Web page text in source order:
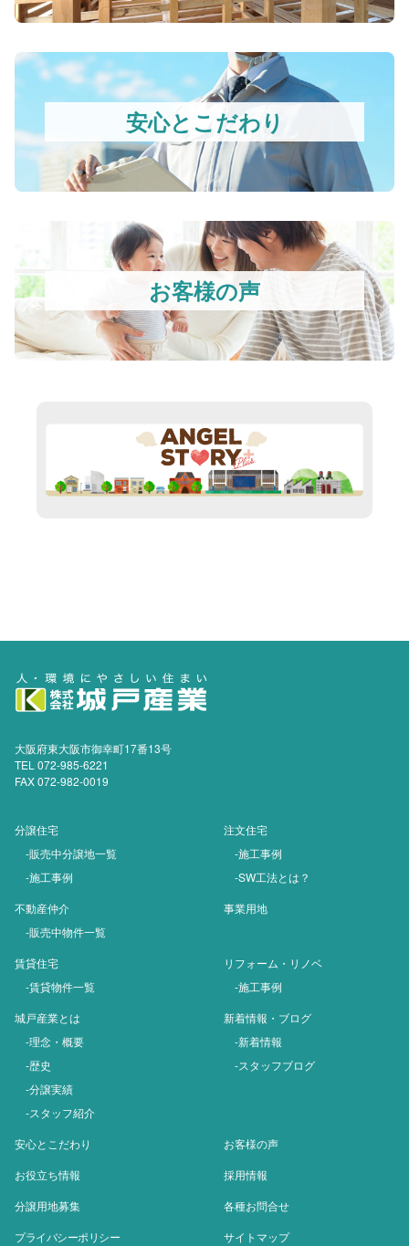
安心とこだわり
お客様の声
大阪府東大阪市御幸町17番13号
TEL 072-985-6221
FAX 072-982-0019
分譲住宅
-販売中分譲地一覧
-施工事例
注文住宅
-施工事例
-SW工法とは？
不動産仲介
-販売中物件一覧
事業用地
賃貸住宅
-賃貸物件一覧
リフォーム・リノベ
-施工事例
城戸産業とは
-理念・概要
-歴史
-分譲実績
-スタッフ紹介
新着情報・ブログ
-新着情報
-スタッフブログ
安心とこだわり
お客様の声
お役立ち情報
採用情報
分譲用地募集
各種お問合せ
プライバシーポリシー
サイトマップ